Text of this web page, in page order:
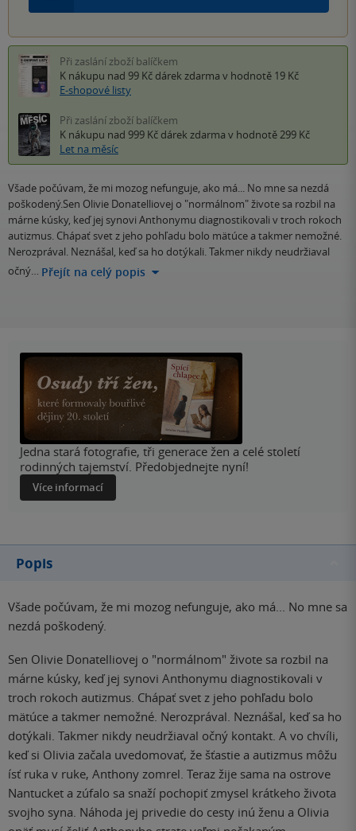
Při zaslání zboží balíčkem
K nákupu nad 99 Kč dárek zdarma v hodnotě 19 Kč
E-shopové listy
Při zaslání zboží balíčkem
K nákupu nad 999 Kč dárek zdarma v hodnotě 299 Kč
Let na měsíc
Všade počúvam, že mi mozog nefunguje, ako má... No mne sa nezdá
poškodený.Sen Olivie Donatelliovej o "normálnom" živote sa rozbil na
márne kúsky, keď jej synovi Anthonymu diagnostikovali v troch rokoch
autizmus. Chápať svet z jeho pohľadu bolo mätúce a takmer nemožné.
Nerozprával. Neznášal, keď sa ho dotýkali. Takmer nikdy neudržiaval
očný… Přejít na celý popis
Jedna stará fotografie, tři generace žen a celé století
rodinných tajemství. Předobjednejte nyní!
Více informací
Popis
Všade počúvam, že mi mozog nefunguje, ako má... No mne sa
nezdá poškodený.
Sen Olivie Donatelliovej o "normálnom" živote sa rozbil na
márne kúsky, keď jej synovi Anthonymu diagnostikovali v
troch rokoch autizmus. Chápať svet z jeho pohľadu bolo
mätúce a takmer nemožné. Nerozprával. Neznášal, keď sa ho
dotýkali. Takmer nikdy neudržiaval očný kontakt. A vo chvíli,
keď si Olivia začala uvedomovať, že šťastie a autizmus môžu
ísť ruka v ruke, Anthony zomrel. Teraz žije sama na ostrove
Nantucket a zúfalo sa snaží pochopiť zmysel krátkeho života
svojho syna. Náhoda jej privedie do cesty inú ženu a Olivia